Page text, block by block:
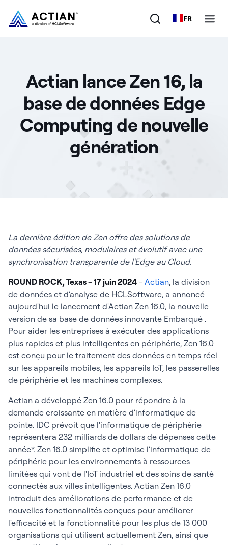
FR
Solutions
Clients
Actian lance Zen 16, la
base de données Edge
Computing de nouvelle
génération
La dernière édition de Zen offre des solutions de
données sécurisées, modulaires et évolutif avec une
synchronisation transparente de l'Edge au Cloud.
ROUND ROCK, Texas - 17 juin 2024 - Actian, la division
de données et d'analyse de HCLSoftware, a annoncé
aujourd'hui le lancement d'Actian Zen 16.0, la nouvelle
version de sa base de données innovante Embarqué .
Pour aider les entreprises à exécuter des applications
plus rapides et plus intelligentes en périphérie, Zen 16.0
est conçu pour le traitement des données en temps réel
sur les appareils mobiles, les appareils IoT, les passerelles
de périphérie et les machines complexes.
Actian a développé Zen 16.0 pour répondre à la
demande croissante en matière d'informatique de
pointe. IDC prévoit que l'informatique de périphérie
représentera 232 milliards de dollars de dépenses cette
année*. Zen 16.0 simplifie et optimise l'informatique de
périphérie pour les environnements à ressources
limitées qui vont de l'IoT industriel et des soins de santé
connectés aux villes intelligentes. Actian Zen 16.0
introduit des améliorations de performance et de
nouvelles fonctionnalités conçues pour améliorer
l'efficacité et la fonctionnalité pour les plus de 13 000
organisations qui utilisent actuellement Zen, ainsi que